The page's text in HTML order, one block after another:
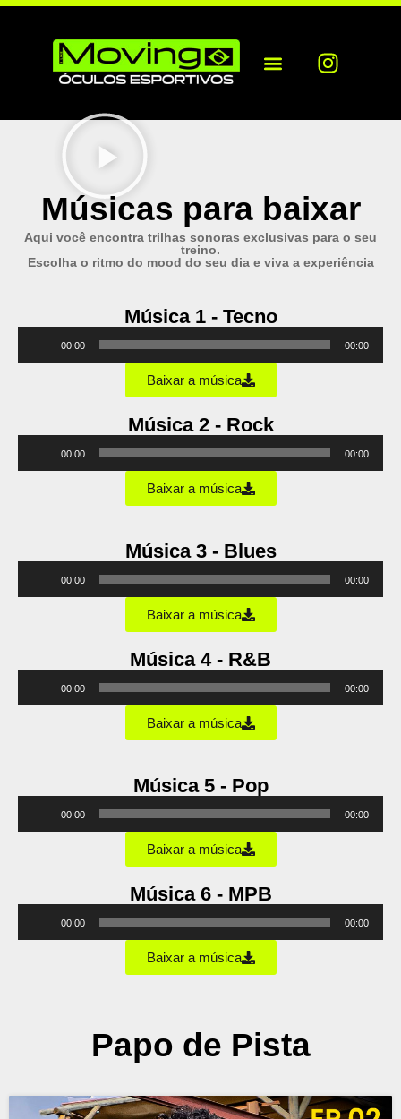
Músicas para baixar
Aqui você encontra trilhas sonoras exclusivas para o seu
treino.
Escolha o ritmo do mood do seu dia e viva a experiência
Música 1 - Tecno
de
00:00 00:00
Baixar a música
Música 2 - Rock
de
00:00 00:00
Baixar a música
Música 3 - Blues
de
00:00 00:00
Baixar a música
Música 4 - R&B
de
00:00 00:00
Baixar a música
Música 5 - Pop
de
00:00 00:00
Baixar a música
Música 6 - MPB
de
00:00 00:00
Baixar a música
Papo de Pista